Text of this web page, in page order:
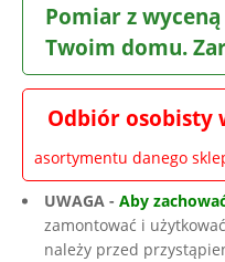
Pomiar z
Twoim domu.
Odbiór osobisty
asortymentu danego
UWAGA - Aby
zamontować i
należy przed